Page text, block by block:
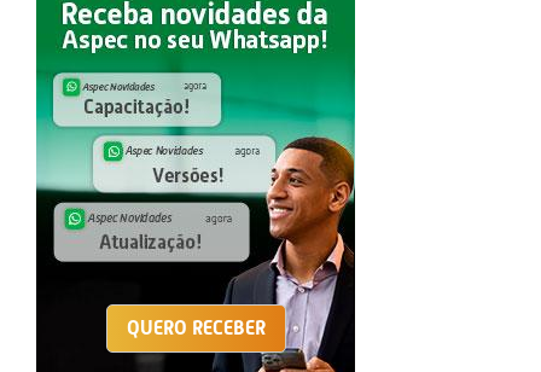
QUERO RECEBER